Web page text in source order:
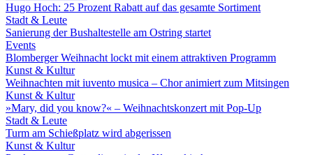
Hugo Hoch: 25 Prozent Rabatt auf das gesamte Sortiment
Stadt & Leute
Sanierung der Bushaltestelle am Ostring startet
Events
Blomberger Weihnacht lockt mit einem attraktiven Programm
Kunst & Kultur
Weihnachten mit iuvento musica – Chor animiert zum Mitsingen
Kunst & Kultur
»Mary, did you know?« – Weihnachtskonzert mit Pop-Up
Stadt & Leute
Turm am Schießplatz wird abgerissen
Kunst & Kultur